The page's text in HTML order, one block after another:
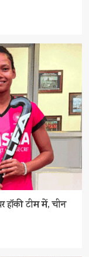
हॉकी टीम में, चीन